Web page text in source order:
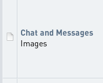
Chat and Messages
Images